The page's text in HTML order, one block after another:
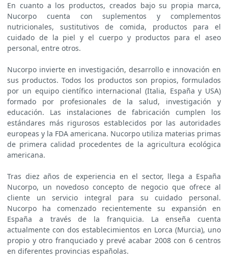
En cuanto a los productos, creados bajo su propia marca,
Nucorpo cuenta con suplementos y complementos
nutricionales, sustitutivos de comida, productos para el
cuidado de la piel y el cuerpo y productos para el aseo
personal, entre otros.
Nucorpo invierte en investigación, desarrollo e innovación en
sus productos. Todos los productos son propios, formulados
por un equipo científico internacional (Italia, España y USA)
formado por profesionales de la salud, investigación y
educación. Las instalaciones de fabricación cumplen los
estándares más rigurosos establecidos por las autoridades
europeas y la FDA americana. Nucorpo utiliza materias primas
de primera calidad procedentes de la agricultura ecológica
americana.
Tras diez años de experiencia en el sector, llega a España
Nucorpo, un novedoso concepto de negocio que ofrece al
cliente un servicio integral para su cuidado personal.
Nucorpo ha comenzado recientemente su expansión en
España a través de la franquicia. La enseña cuenta
actualmente con dos establecimientos en Lorca (Murcia), uno
propio y otro franquciado y prevé acabar 2008 con 6 centros
en diferentes provincias españolas.